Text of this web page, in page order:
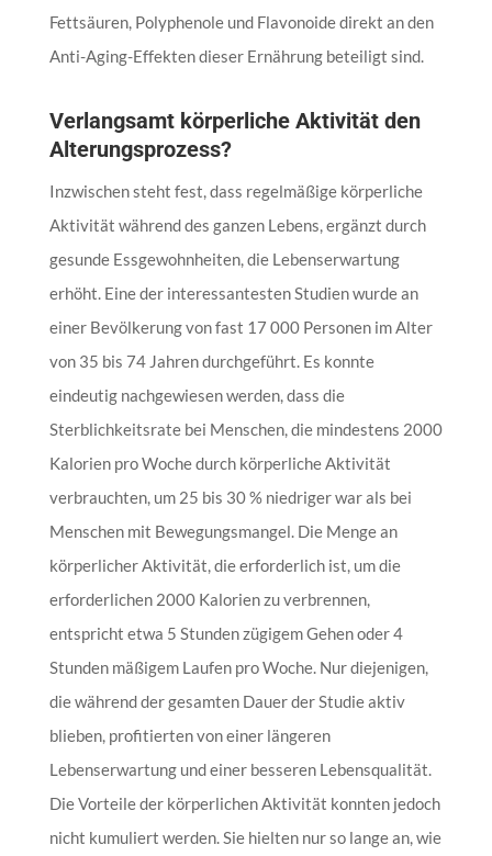
Fettsäuren, Polyphenole und Flavonoide direkt an den
Anti-Aging-Effekten dieser Ernährung beteiligt sind.
Verlangsamt körperliche Aktivität den
Alterungsprozess?
Inzwischen steht fest, dass regelmäßige körperliche
Aktivität während des ganzen Lebens, ergänzt durch
gesunde Essgewohnheiten, die Lebenserwartung
erhöht. Eine der interessantesten Studien wurde an
einer Bevölkerung von fast 17 000 Personen im Alter
von 35 bis 74 Jahren durchgeführt. Es konnte
eindeutig nachgewiesen werden, dass die
Sterblichkeitsrate bei Menschen, die mindestens 2000
Kalorien pro Woche durch körperliche Aktivität
verbrauchten, um 25 bis 30 % niedriger war als bei
Menschen mit Bewegungsmangel. Die Menge an
körperlicher Aktivität, die erforderlich ist, um die
erforderlichen 2000 Kalorien zu verbrennen,
entspricht etwa 5 Stunden zügigem Gehen oder 4
Stunden mäßigem Laufen pro Woche. Nur diejenigen,
die während der gesamten Dauer der Studie aktiv
blieben, profitierten von einer längeren
Lebenserwartung und einer besseren Lebensqualität.
Die Vorteile der körperlichen Aktivität konnten jedoch
nicht kumuliert werden. Sie hielten nur so lange an, wie